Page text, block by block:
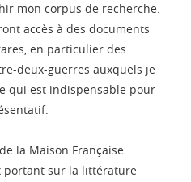
mon corpus de recherche.
accès à des documents
en particulier des
deux-guerres auxquels je
qui est indispensable pour
la Maison Française
portant sur la littérature